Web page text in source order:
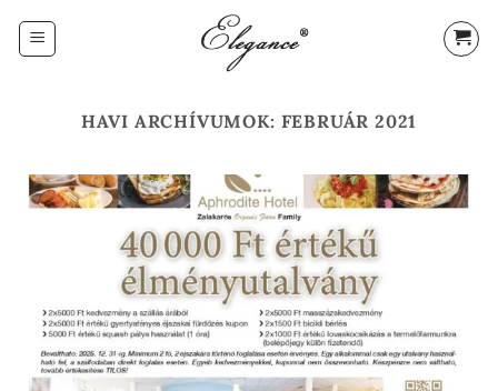
HAVI ARCHÍVUMOK: FEBRUÁR 2021